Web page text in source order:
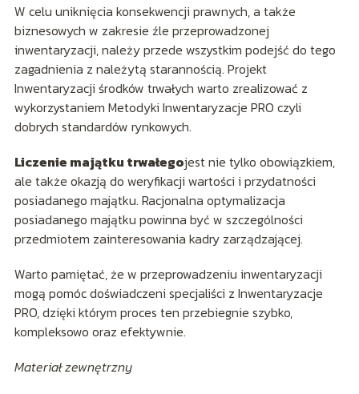
W celu uniknięcia konsekwencji prawnych, a także
biznesowych w zakresie źle przeprowadzonej
inwentaryzacji, należy przede wszystkim podejść do tego
zagadnienia z należytą starannością. Projekt
Inwentaryzacji środków trwałych warto zrealizować z
wykorzystaniem Metodyki Inwentaryzacje PRO czyli
dobrych standardów rynkowych.
Liczenie majątku trwałegojest nie tylko obowiązkiem,
ale także okazją do weryfikacji wartości i przydatności
posiadanego majątku. Racjonalna optymalizacja
posiadanego majątku powinna być w szczególności
przedmiotem zainteresowania kadry zarządzającej.
Warto pamiętać, że w przeprowadzeniu inwentaryzacji
mogą pomóc doświadczeni specjaliści z Inwentaryzacje
PRO, dzięki którym proces ten przebiegnie szybko,
kompleksowo oraz efektywnie.
Materiał zewnętrzny